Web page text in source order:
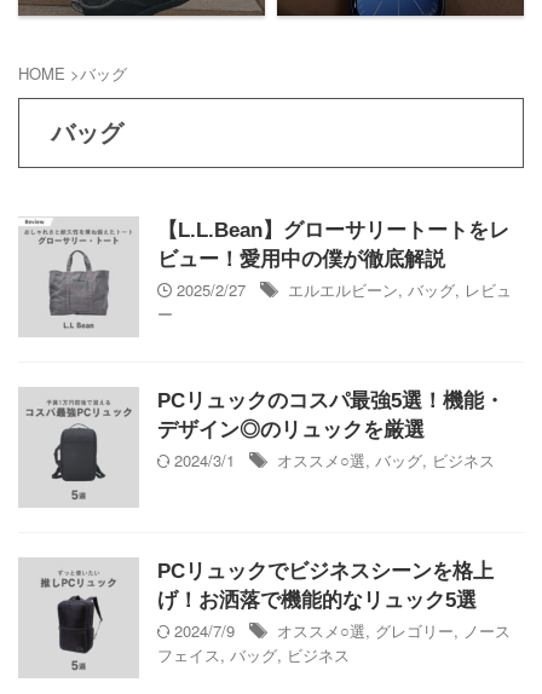
HOME >バッグ
バッグ
【L.L.Bean】グローサリートートをレ
ビュー！愛用中の僕が徹底解説
2025/2/27
エルエルビーン, バッグ, レビュ
ー
PCリュックのコスパ最強5選！機能・
デザイン◎のリュックを厳選
2024/3/1
オススメ○選, バッグ, ビジネス
PCリュックでビジネスシーンを格上
げ！お洒落で機能的なリュック5選
2024/7/9
オススメ○選, グレゴリー, ノース
フェイス, バッグ, ビジネス